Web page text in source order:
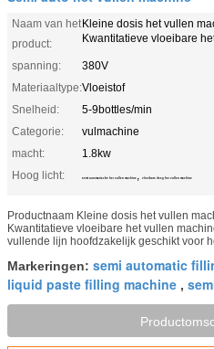
Naam van het
product:
Kleine dosis het vullen
Kwantitatieve vloeibare
spanning:
380V
Materiaaltype:Vloeistof
Snelheid:
5-9bottles/min
Categorie:
vulmachine
macht:
1.8kw
Hoog licht:
semi automatische het vullen machine , vloeibare deeg het vullen machine
Productnaam Kleine dosis het vullen
Kwantitatieve vloeibare het vullen
vullende lijn hoofdzakelijk geschikt voor
Markeringen: semi automatic
liquid paste filling machine ,